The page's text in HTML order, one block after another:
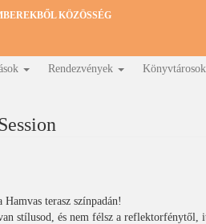
KÖZÖSSÉG
Rendezvények
Hamvas terasz színpadán!
stílusod, és nem félsz a